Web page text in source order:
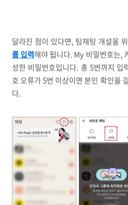
달라진 점이 있다면, 팀채팅 개설을
를 입력해야 됩니다. My 비밀번호는,
성한 비밀번호입니다. 총 5번까지 입
호 오류가 5번 이상이면 본인 확인을
다.